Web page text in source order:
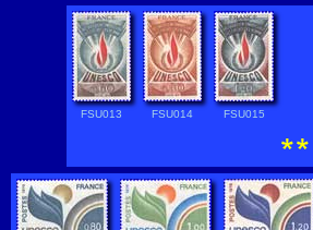
FSU013 FSU014 FSU015